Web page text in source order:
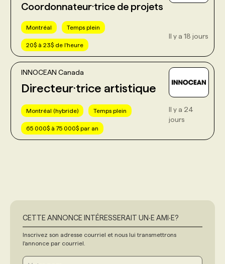
Coordonnateur·trice de projets
Montréal Temps plein
20$ à 23$ de l'heure
Il y a 18 jours
INNOCEAN Canada
Directeur·trice artistique
Montréal (hybride) Temps plein
65 000$ à 75 000$ par an
Il y a 24
jours
CETTE ANNONCE INTÉRESSERAIT UN‧E AMI‧E?
Inscrivez son adresse courriel et nous lui transmettrons
l'annonce par courriel.